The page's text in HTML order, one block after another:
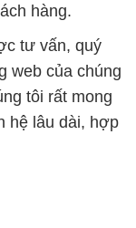
hàng.
tư vấn, quý
web của chúng
tôi rất mong
hệ lâu dài, hợp